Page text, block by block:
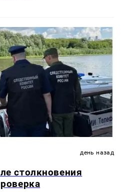
день назад
столкновения